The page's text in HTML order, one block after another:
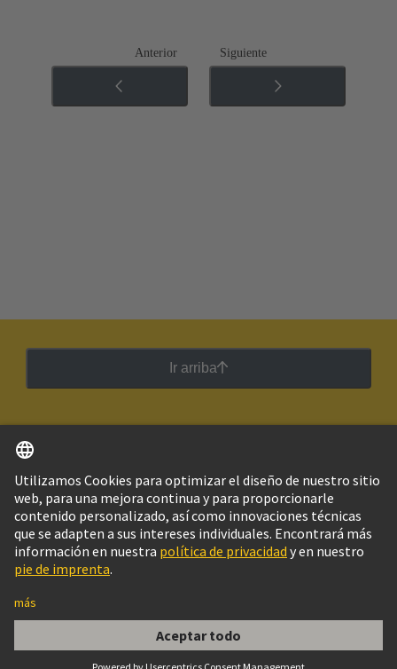
D SUB MIXED INSERTION EXTRACTION TOOL
Anterior Siguiente
Ir arriba
Argentina Español
© Grupo Tecnológico HARTING
Configuración de cookies